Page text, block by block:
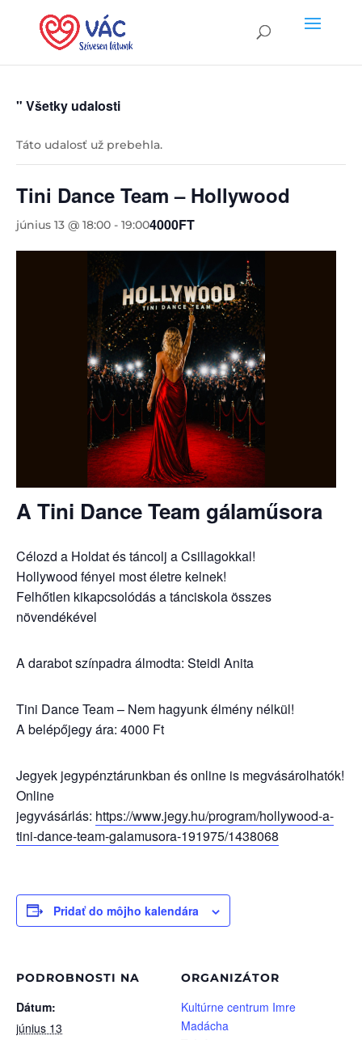
" Všetky udalosti
Táto udalosť už prebehla.
Tini Dance Team – Hollywood
június 13 @ 18:00 - 19:004000FT
A Tini Dance Team gálaműsora
Célozd a Holdat és táncolj a Csillagokkal!
Hollywood fényei most életre kelnek!
Felhőtlen kikapcsolódás a tánciskola összes
növendékével
A darabot színpadra álmodta: Steidl Anita
Tini Dance Team – Nem hagyunk élmény nélkül!
A belépőjegy ára: 4000 Ft
Jegyek jegypénztárunkban és online is megvásárolhatók!
Online
jegyvásárlás: https://www.jegy.hu/program/hollywood-a-
tini-dance-team-galamusora-191975/1438068
Pridať do môjho kalendára
PODROBNOSTI NA
Dátum:
június 13
ORGANIZÁTOR
Kultúrne centrum Imre
Madácha